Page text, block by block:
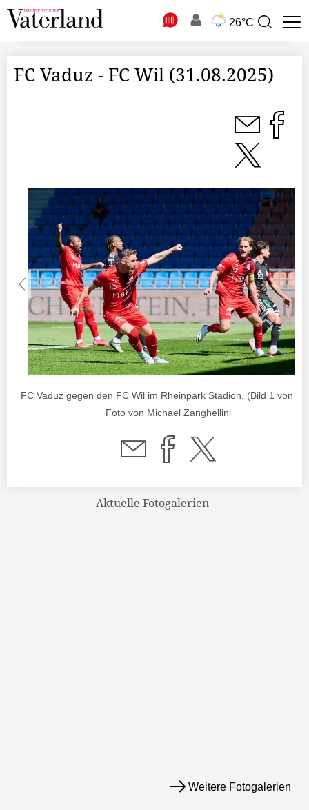
26°C
Suchbegriff
FC Vaduz - FC Wil (31.08.2025)
FC Vaduz gegen den FC Wil im Rheinpark Stadion. (Bild 1 von
Foto von Michael Zanghellini
Aktuelle Fotogalerien
Weitere Fotogalerien